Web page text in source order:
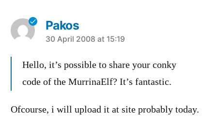
Pakos
says:
30 April 2008 at 15:19
Hello, it’s possible to share your conky
code of the MurrinaElf? It’s fantastic.
Ofcourse, i will upload it at site probably today.